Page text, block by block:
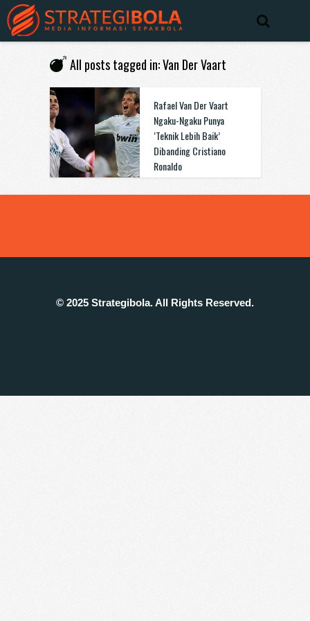
All posts tagged in: Van Der Vaart
Rafael Van Der Vaart
Ngaku-Ngaku Punya
‘Teknik Lebih Baik’
Dibanding Cristiano
Ronaldo
© 2025 Strategibola. All Rights Reserved.